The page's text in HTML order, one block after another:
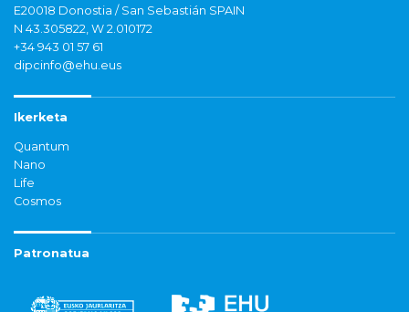
E20018 Donostia / San Sebastián SPAIN
N 43.305822, W 2.010172
+34 943 01 57 61
dipcinfo@ehu.eus
Ikerketa
Quantum
Nano
Life
Cosmos
Patronatua